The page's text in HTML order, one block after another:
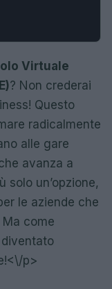
Virtuale
? Non crederai
Questo
radicalmente
alle gare
avanza a
solo un’opzione,
le aziende che
come
p>